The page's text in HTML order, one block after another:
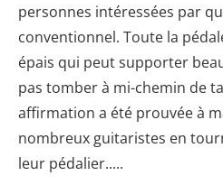
personnes intéressées par
conventionnel. Toute la
épais qui peut supporter
pas tomber à mi-chemin de
affirmation a été prouvée à
nombreux guitaristes en
leur pédalier.....